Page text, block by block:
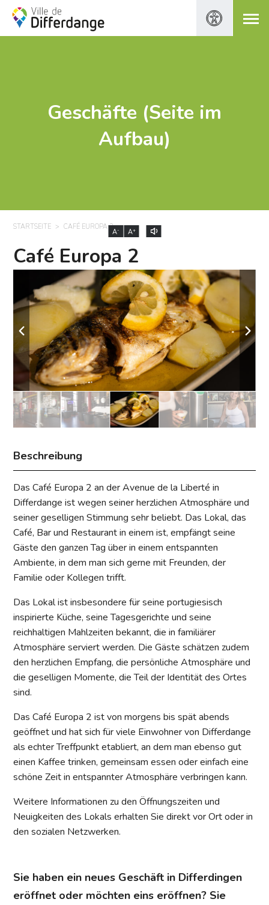
Geschäfte (Seite im
Aufbau)
STARTSEITE CAFÉ EUROPA 2
A- A+
Café Europa 2
Beschreibung
Das Café Europa 2 an der Avenue de la Liberté in
Differdange ist wegen seiner herzlichen Atmosphäre und
seiner geselligen Stimmung sehr beliebt. Das Lokal, das
Café, Bar und Restaurant in einem ist, empfängt seine
Gäste den ganzen Tag über in einem entspannten
Ambiente, in dem man sich gerne mit Freunden, der
Familie oder Kollegen trifft.
Das Lokal ist insbesondere für seine portugiesisch
inspirierte Küche, seine Tagesgerichte und seine
reichhaltigen Mahlzeiten bekannt, die in familiärer
Atmosphäre serviert werden. Die Gäste schätzen zudem
den herzlichen Empfang, die persönliche Atmosphäre und
die geselligen Momente, die Teil der Identität des Ortes
sind.
Das Café Europa 2 ist von morgens bis spät abends
geöffnet und hat sich für viele Einwohner von Differdange
als echter Treffpunkt etabliert, an dem man ebenso gut
einen Kaffee trinken, gemeinsam essen oder einfach eine
schöne Zeit in entspannter Atmosphäre verbringen kann.
Weitere Informationen zu den Öffnungszeiten und
Neuigkeiten des Lokals erhalten Sie direkt vor Ort oder in
den sozialen Netzwerken.
Sie haben ein neues Geschäft in Differdingen
eröffnet oder möchten eins eröffnen? Sie